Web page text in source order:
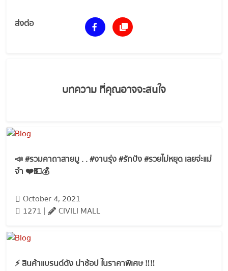
ส่งต่อ
บทความ ที่คุณอาจจะสนใจ
📣 #รวมคาถาสายมู . . #งานรุ่ง #รักปัง #รวยไม่หยุด เลยจ่ะแม่
จ๋า ❤️💵💰
October 4, 2021
1271 |
CIVILI MALL
⚡️ สินค้าแบรนด์ดัง น่าช้อป ในราคาพิเศษ ‼️‼️